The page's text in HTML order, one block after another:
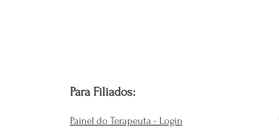
Para Filiados:
Painel do Terapeuta - Login